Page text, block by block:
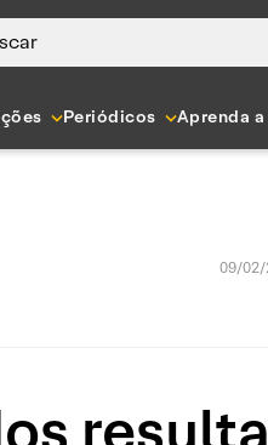
Periódicos Aprenda
09/02/